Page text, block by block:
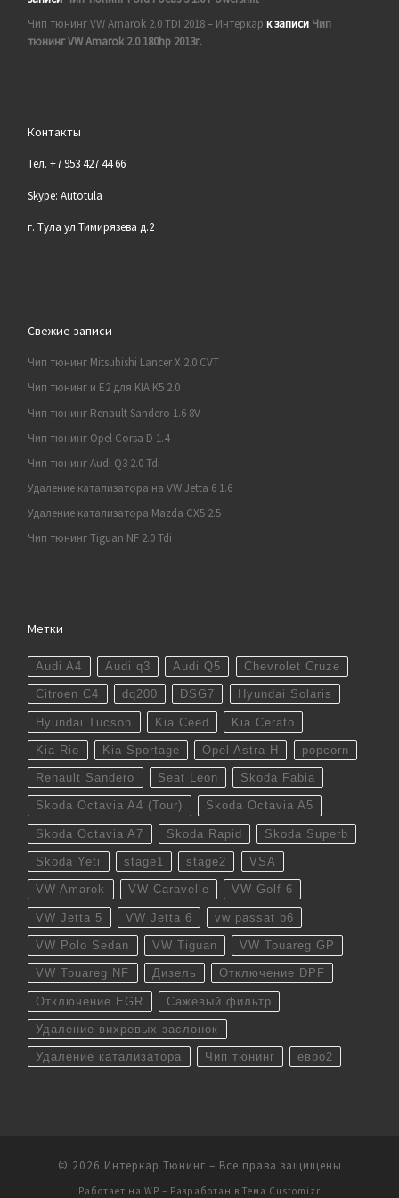
Чип тюнинг VW Amarok 2.0 TDI 2018 – Интеркар к записи Чип
тюнинг VW Amarok 2.0 180hp 2013г.
Контакты
Тел. +7 953 427 44 66
Skype: Autotula
г. Тула ул.Тимирязева д.2
Свежие записи
Чип тюнинг Mitsubishi Lancer X 2.0 CVT
Чип тюнинг и E2 для KIA K5 2.0
Чип тюнинг Renault Sandero 1.6 8V
Чип тюнинг Opel Corsa D 1.4
Чип тюнинг Audi Q3 2.0 Tdi
Удаление катализатора на VW Jetta 6 1.6
Удаление катализатора Mazda CX5 2.5
Чип тюнинг Tiguan NF 2.0 Tdi
Метки
Audi A4 Audi q3 Audi Q5 Chevrolet Cruze
Citroen C4 dq200 DSG7 Hyundai Solaris
Hyundai Tucson Kia Ceed Kia Cerato
Kia Rio Kia Sportage Opel Astra H popcorn
Renault Sandero Seat Leon Skoda Fabia
Skoda Octavia A4 (Tour) Skoda Octavia A5
Skoda Octavia A7 Skoda Rapid Skoda Superb
Skoda Yeti stage1 stage2 VSA
VW Amarok VW Caravelle VW Golf 6
VW Jetta 5 VW Jetta 6 vw passat b6
VW Polo Sedan VW Tiguan VW Touareg GP
VW Touareg NF Дизель Отключение DPF
Отключение EGR Сажевый фильтр
Удаление вихревых заслонок
Удаление катализатора Чип тюнинг евро2
© 2026 Интеркар Тюнинг – Все права защищены
Работает на WP – Разработан в Тема Customizr